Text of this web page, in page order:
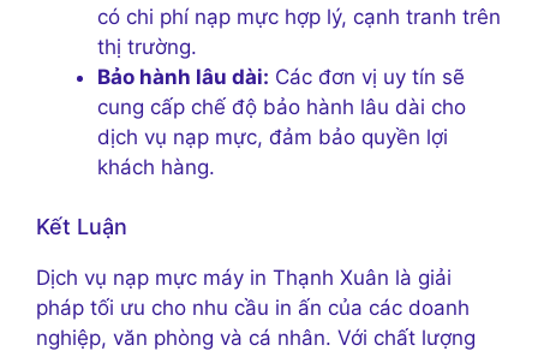
có chi phí nạp mực hợp lý, cạnh tranh trên
thị trường.
Bảo hành lâu dài: Các đơn vị uy tín sẽ
cung cấp chế độ bảo hành lâu dài cho
dịch vụ nạp mực, đảm bảo quyền lợi
khách hàng.
Kết Luận
Dịch vụ nạp mực máy in Thạnh Xuân là giải
pháp tối ưu cho nhu cầu in ấn của các doanh
nghiệp, văn phòng và cá nhân. Với chất lượng